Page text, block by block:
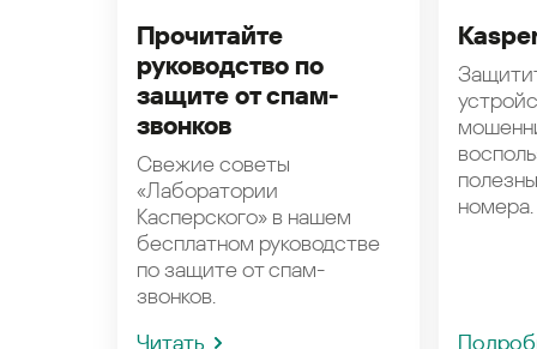
Прочитайте
руководство по
защите от спам-
звонков
Свежие советы
«Лаборатории
Касперского» в нашем
бесплатном руководстве
по защите от спам-
звонков.
Читать
номера.